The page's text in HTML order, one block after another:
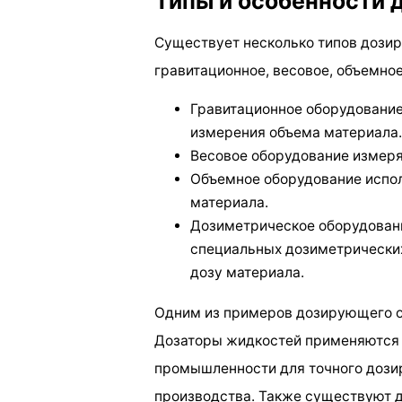
Существует несколько типов
гравитационное, весовое,
Гравитационное
измерения объема материала.
Весовое оборудование
Объемное оборудование
материала.
Дозиметрическое
специальных
дозу материала.
Одним из примеров дозирующего
Дозаторы жидкостей
промышленности для точного
производства. Также существуют